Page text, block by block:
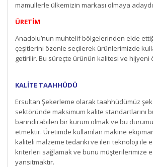
mamullerle ülkemizin markası olmaya
ÜRETİM
Anadolu’nun muhtelif bölgelerinden elde
çeşitlerini özenle seçilerek ürünlerimizde
getirilir. Bu süreçte ürünün kalitesi ve hijyeni
KALİTE TAAHHÜDÜ
Ersultan Şekerleme olarak taahhüdümüz
sektöründe maksimum kalite standartlarını
barındırabilen bir kurum olmak ve bu
etmektir. Üretimde kullanılan makine ekipman
kaliteli malzeme tedariki ve ileri teknoloji ile
kriterleri sağlamak ve bunu müşterilerimize
yansıtmaktır.